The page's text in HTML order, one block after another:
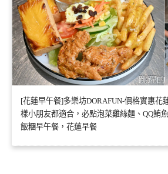
[花蓮早午餐]多樂坊DORAFUN-價格實惠花
樣小朋友都適合，必點泡菜雞絲麵、QQ鮪
飯糰早午餐，花蓮早餐